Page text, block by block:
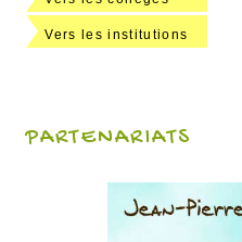
Vers les institutions
PARTENARIATS